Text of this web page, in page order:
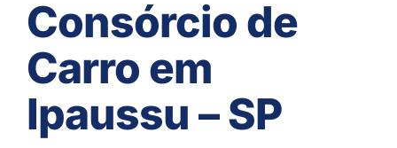
Consórcio de
Carro em
Ipaussu – SP